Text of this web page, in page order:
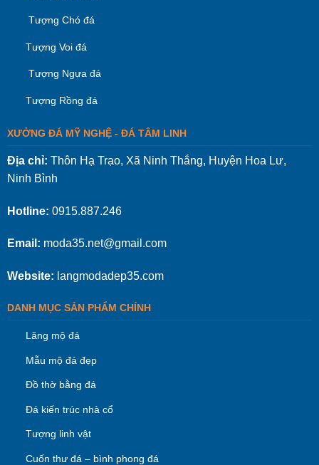
Tượng Chó đá
Tượng Voi đá
Tượng Ngựa đá
Tượng Rồng đá
XƯỞNG ĐÁ MỸ NGHỆ - ĐÁ TÂM LINH
Địa chỉ: Thôn Hạ Trạo, Xã Ninh Thắng, Huyện Hoa Lư,
Ninh Bình
Hotline: 0915.887.246
Email: moda35.net@gmail.com
Website: langmodadep35.com
DANH MỤC SẢN PHẨM CHÍNH
Lăng mộ đá
Mẫu mộ đá đẹp
Đồ thờ bằng đá
Đá kiến trúc nhà cổ
Tượng linh vật
Cuốn thư đá – bình phong đá